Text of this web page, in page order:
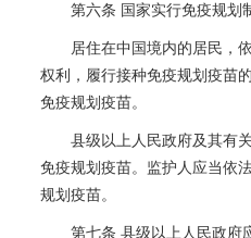
第六条 国家实行免疫规划
居住在中国境内的居民，
权利，履行接种免疫规划疫苗
免疫规划疫苗。
县级以上人民政府及其有
免疫规划疫苗。监护人应当依
规划疫苗。
第七条 县级以上人民政府